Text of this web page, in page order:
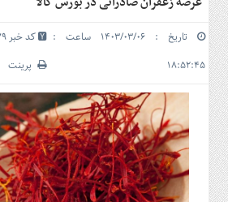
بازار
سرمایه
و
بورس
و
شهری
گاز
تاریخ : ۱۴۰۳/۰۳/۰۶ ساعت :
۱۸:۵۲:۴۵
کد خبر 2079
پرینت